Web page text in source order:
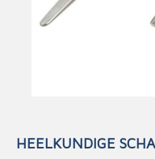
HEELKUNDIGE